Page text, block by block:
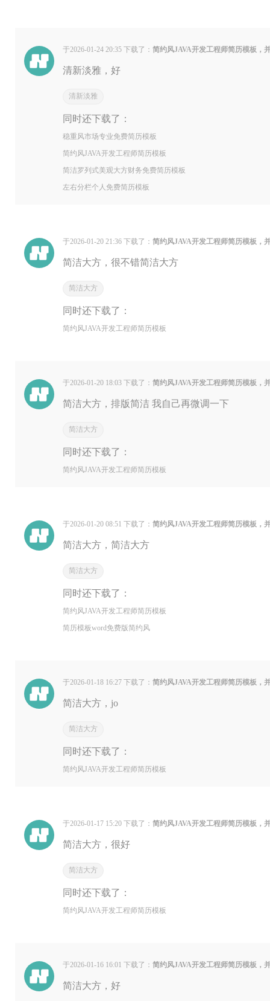
于2026-01-24 20:35 下载了：简约风JAVA开发工程师简历模板，
清新淡雅，好
清新淡雅
同时还下载了：
稳重风市场专业免费简历模板
简约风JAVA开发工程师简历模板
简洁罗列式美观大方财务免费简历模板
左右分栏个人免费简历模板
于2026-01-20 21:36 下载了：简约风JAVA开发工程师简历模板，
简洁大方，很不错简洁大方
简洁大方
同时还下载了：
简约风JAVA开发工程师简历模板
于2026-01-20 18:03 下载了：简约风JAVA开发工程师简历模板，
简洁大方，排版简洁 我自己再微调一下
简洁大方
同时还下载了：
简约风JAVA开发工程师简历模板
于2026-01-20 08:51 下载了：简约风JAVA开发工程师简历模板，
简洁大方，简洁大方
简洁大方
同时还下载了：
简约风JAVA开发工程师简历模板
简历模板word免费版简约风
于2026-01-18 16:27 下载了：简约风JAVA开发工程师简历模板，
简洁大方，jo
简洁大方
同时还下载了：
简约风JAVA开发工程师简历模板
于2026-01-17 15:20 下载了：简约风JAVA开发工程师简历模板，
简洁大方，很好
简洁大方
同时还下载了：
简约风JAVA开发工程师简历模板
于2026-01-16 16:01 下载了：简约风JAVA开发工程师简历模板，
简洁大方，好